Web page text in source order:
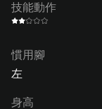
技能動作
慣用腳
左
身高